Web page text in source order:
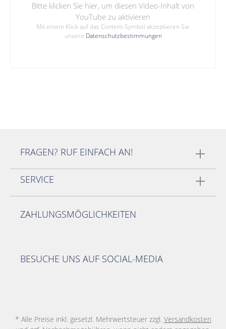
Bitte klicken Sie hier, um diesen Video-Inhalt von
YouTube zu aktivieren
Mit einem Klick auf das Content-Symbol akzeptieren Sie
unsere Datenschutzbestimmungen
FRAGEN? RUF EINFACH AN!
SERVICE
ZAHLUNGSMÖGLICHKEITEN
BESUCHE UNS AUF SOCIAL-MEDIA
* Alle Preise inkl. gesetzl. Mehrwertsteuer zzgl. Versandkosten